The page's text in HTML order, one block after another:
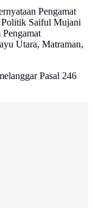
Pengamat
Politik Saiful Mujani
Utara, Matraman,
Pasal 246